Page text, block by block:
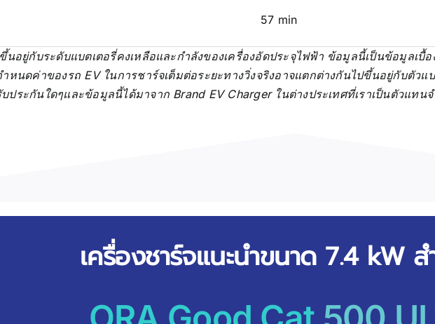
57 min
นอยู่กับระดับแบตเตอรี่คงเหลือและกำลังของเครื่องอัดประจุไฟฟ้า ข้อมูลนี้เป็นข้อมูลเบื้
หนดค่าของรถ EV ในการชาร์จเต็มต่อระยะทางวิ่งจริงอาจแตกต่างกันไปขึ้นอยู่กับตัว
ประกันใดๆและข้อมูลนี้ได้มาจาก Brand EV Charger ในต่างประเทศที่เราเป็นตัวแทน
เครื่องชาร์จแนะนำขนาด 7.4 kW